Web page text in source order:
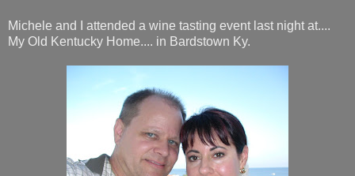
Michele and I attended a wine tasting event last night at....
My Old Kentucky Home.... in Bardstown Ky.